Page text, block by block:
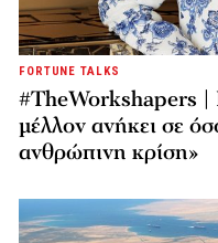
FORTUNE TALKS
#TheWorkshapers |
μέλλον ανήκει σε
ανθρώπινη κρίση»